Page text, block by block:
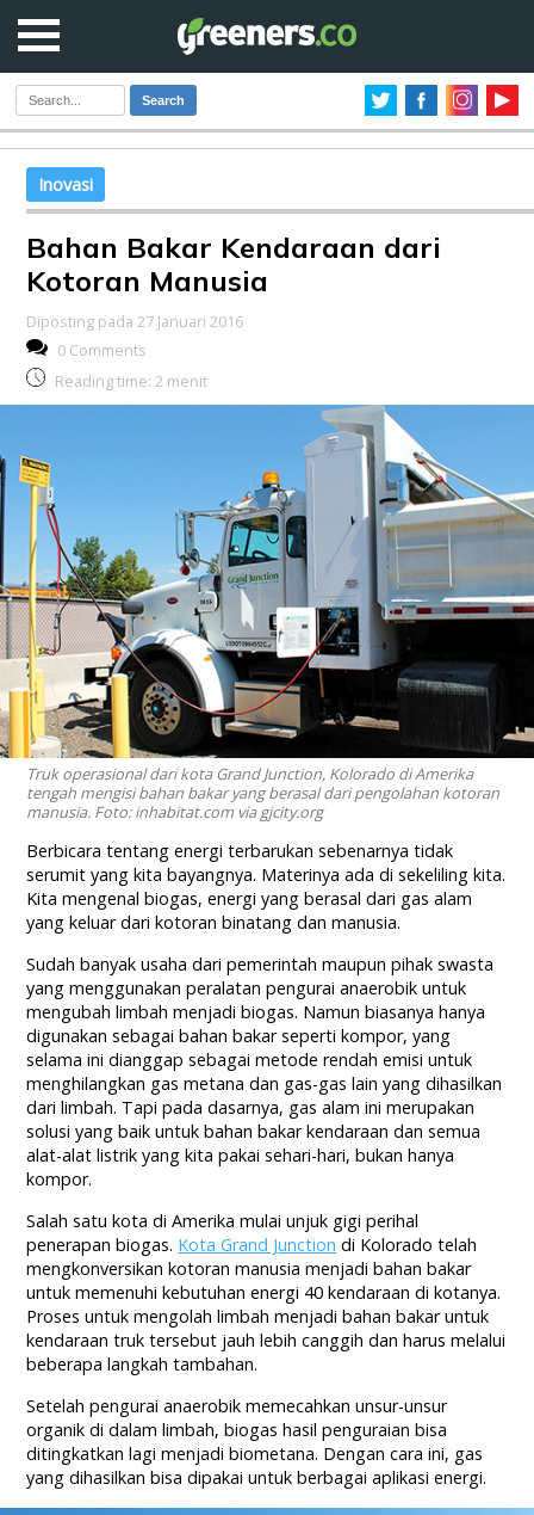
Search
Inovasi
Bahan Bakar Kendaraan dari
Kotoran Manusia
Diposting pada 27 Januari 2016
0 Comments
Reading time: 2 menit
Truk operasional dari kota Grand Junction, Kolorado di Amerika
tengah mengisi bahan bakar yang berasal dari pengolahan kotoran
manusia. Foto: inhabitat.com via gjcity.org
Berbicara tentang energi terbarukan sebenarnya tidak
serumit yang kita bayangnya. Materinya ada di sekeliling kita.
Kita mengenal biogas, energi yang berasal dari gas alam
yang keluar dari kotoran binatang dan manusia.
Sudah banyak usaha dari pemerintah maupun pihak swasta
yang menggunakan peralatan pengurai anaerobik untuk
mengubah limbah menjadi biogas. Namun biasanya hanya
digunakan sebagai bahan bakar seperti kompor, yang
selama ini dianggap sebagai metode rendah emisi untuk
menghilangkan gas metana dan gas-gas lain yang dihasilkan
dari limbah. Tapi pada dasarnya, gas alam ini merupakan
solusi yang baik untuk bahan bakar kendaraan dan semua
alat-alat listrik yang kita pakai sehari-hari, bukan hanya
kompor.
Salah satu kota di Amerika mulai unjuk gigi perihal
penerapan biogas. Kota Grand Junction di Kolorado telah
mengkonversikan kotoran manusia menjadi bahan bakar
untuk memenuhi kebutuhan energi 40 kendaraan di kotanya.
Proses untuk mengolah limbah menjadi bahan bakar untuk
kendaraan truk tersebut jauh lebih canggih dan harus melalui
beberapa langkah tambahan.
Setelah pengurai anaerobik memecahkan unsur-unsur
organik di dalam limbah, biogas hasil penguraian bisa
ditingkatkan lagi menjadi biometana. Dengan cara ini, gas
yang dihasilkan bisa dipakai untuk berbagai aplikasi energi.